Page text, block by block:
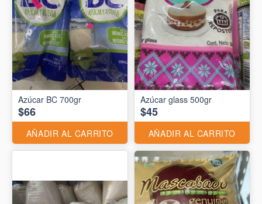
Azúcar BC 700gr
$66
AÑADIR AL CARRITO
Azúcar glass 500gr
$45
AÑADIR AL CARRITO